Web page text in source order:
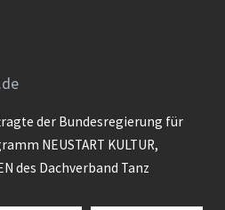
der Bundesregierung für
NEUSTART KULTUR,
des Dachverband Tanz